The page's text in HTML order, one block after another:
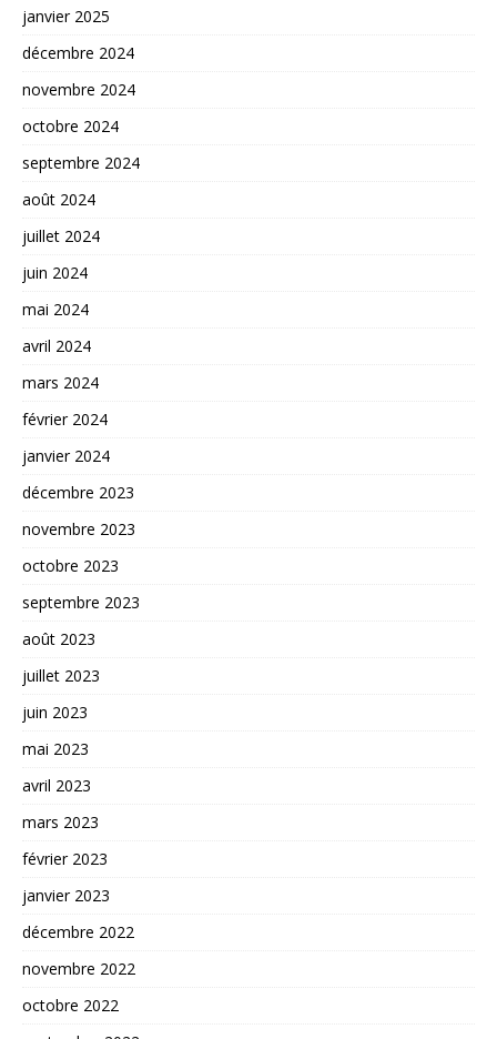
janvier 2025
décembre 2024
novembre 2024
octobre 2024
septembre 2024
août 2024
juillet 2024
juin 2024
mai 2024
avril 2024
mars 2024
février 2024
janvier 2024
décembre 2023
novembre 2023
octobre 2023
septembre 2023
août 2023
juillet 2023
juin 2023
mai 2023
avril 2023
mars 2023
février 2023
janvier 2023
décembre 2022
novembre 2022
octobre 2022